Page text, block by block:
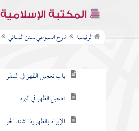
المكتبة الإسلامية
الرئيسية شرح السيوطي لسنن النسائي
كتاب الصلاة
كتاب المواقيت
باب تعجيل الظهر في السفر
تعجيل الظهر في البرد
الإبراد بالظهر إذا اشتد الحر